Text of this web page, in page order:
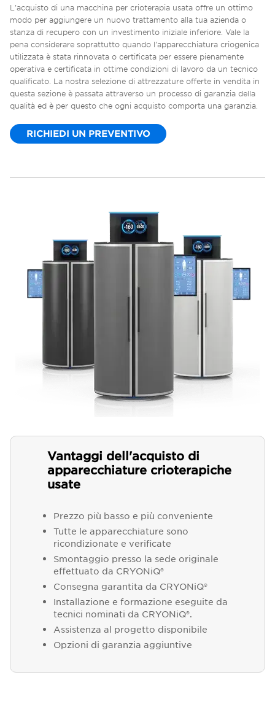
L'acquisto di una macchina per crioterapia usata offre un ottimo
modo per aggiungere un nuovo trattamento alla tua azienda o
stanza di recupero con un investimento iniziale inferiore. Vale la
pena considerare soprattutto quando l'apparecchiatura criogenica
utilizzata è stata rinnovata o certificata per essere pienamente
operativa e certificata in ottime condizioni di lavoro da un tecnico
qualificato. La nostra selezione di attrezzature offerte in vendita in
questa sezione è passata attraverso un processo di garanzia della
qualità ed è per questo che ogni acquisto comporta una garanzia.
RICHIEDI UN PREVENTIVO
Vantaggi dell'acquisto di
apparecchiature crioterapiche
usate
Prezzo più basso e più conveniente
Tutte le apparecchiature sono
ricondizionate e verificate
Smontaggio presso la sede originale
effettuato da CRYONiQ®
Consegna garantita da CRYONiQ®
Installazione e formazione eseguite da
tecnici nominati da CRYONiQ®.
Assistenza al progetto disponibile
Opzioni di garanzia aggiuntive